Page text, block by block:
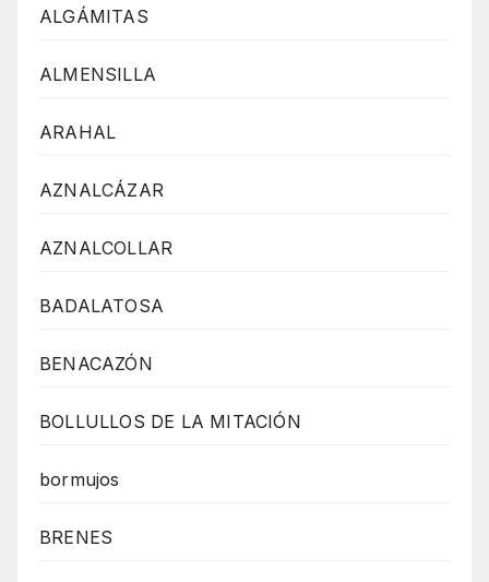
ALGÁMITAS
ALMENSILLA
ARAHAL
AZNALCÁZAR
AZNALCOLLAR
BADALATOSA
BENACAZÓN
BOLLULLOS DE LA MITACIÓN
bormujos
BRENES